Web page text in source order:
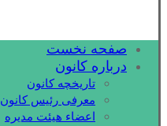
صفحه نخست
درباره کانون
تاریخچه کانون
معرفی رئیس کانون
اعضاء هیئت مدیره